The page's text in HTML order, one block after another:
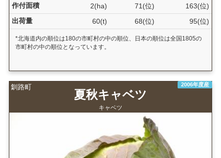
作付面積
2(ha) 71(位)
163(位)
出荷量
60(t) 68(位) 95(位)
*北海道内の順位は180の市町村の中の順位、日本の順位は全国1805の
市町村の中の順位となっています。
釧路町 2006年度産
夏秋キャベツ
キャベツ